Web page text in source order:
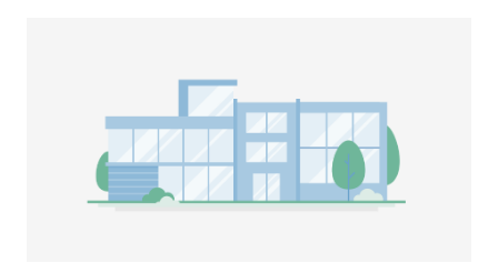
100 – 200 يورو